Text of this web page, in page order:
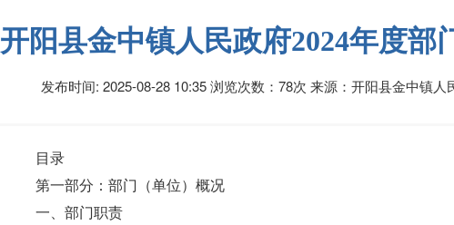
开阳县金中镇人民政府2024年度部
发布时间: 2025-08-28 10:35浏览次数：78次 来源：开阳县金中镇
目录
第一部分：部门（单位）概况
一、部门职责